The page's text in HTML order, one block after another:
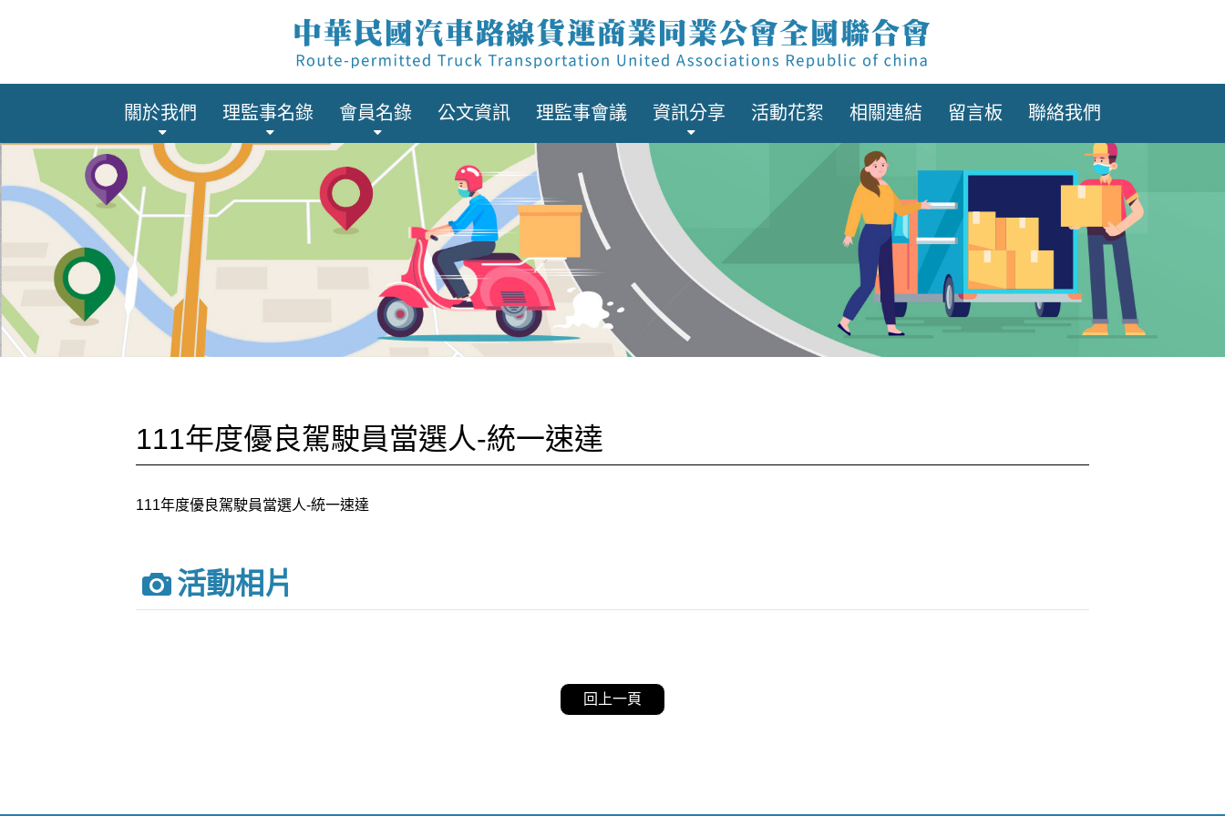
關於我們 理監事名錄 會員名錄 公文資訊 理監事會議 資訊分享 活動花絮 相關連結 留言板 聯絡我們
111年度優良駕駛員當選人-統一速達
111年度優良駕駛員當選人-統一速達
活動相片
回上一頁